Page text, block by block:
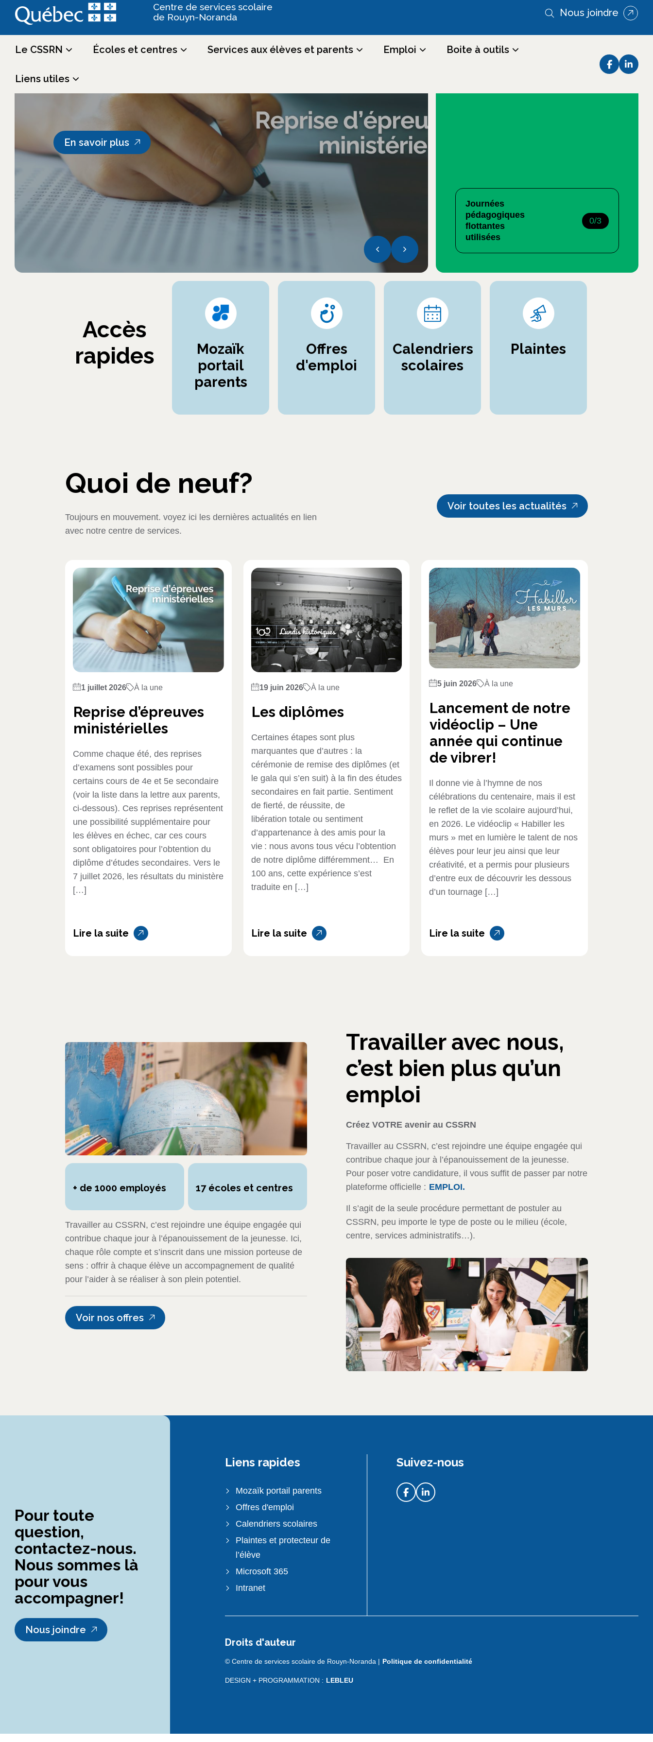
Centre de services scolaire
de Rouyn-Noranda
Nous joindre
Le CSSRN Écoles et centres Services aux élèves et parents Emploi Boite à outils
Liens utiles
En savoir plus
Journées
pédagogiques
flottantes
utilisées
0/3
Accès
rapides
Mozaïk
portail
parents
Offres
d'emploi
Calendriers
scolaires
Plaintes
Quoi de neuf?
Toujours en mouvement. voyez ici les dernières actualités en lien
avec notre centre de services.
Voir toutes les actualités
1 juillet 2026 À la une
Reprise d’épreuves
ministérielles
Comme chaque été, des reprises
d’examens sont possibles pour
certains cours de 4e et 5e secondaire
(voir la liste dans la lettre aux parents,
ci-dessous). Ces reprises représentent
une possibilité supplémentaire pour
les élèves en échec, car ces cours
sont obligatoires pour l’obtention du
diplôme d’études secondaires. Vers le
7 juillet 2026, les résultats du ministère
[…]
Lire la suite
19 juin 2026 À la une
Les diplômes
Certaines étapes sont plus
marquantes que d’autres : la
cérémonie de remise des diplômes (et
le gala qui s’en suit) à la fin des études
secondaires en fait partie. Sentiment
de fierté, de réussite, de
libération totale ou sentiment
d’appartenance à des amis pour la
vie : nous avons tous vécu l’obtention
de notre diplôme différemment… En
100 ans, cette expérience s’est
traduite en […]
Lire la suite
5 juin 2026 À la une
Lancement de notre
vidéoclip – Une
année qui continue
de vibrer!
Il donne vie à l’hymne de nos
célébrations du centenaire, mais il est
le reflet de la vie scolaire aujourd’hui,
en 2026. Le vidéoclip « Habiller les
murs » met en lumière le talent de nos
élèves pour leur jeu ainsi que leur
créativité, et a permis pour plusieurs
d’entre eux de découvrir les dessous
d’un tournage […]
Lire la suite
Travailler avec nous,
c’est bien plus qu’un
emploi
Créez VOTRE avenir au CSSRN
Travailler au CSSRN, c’est rejoindre une équipe engagée qui
contribue chaque jour à l’épanouissement de la jeunesse.
Pour poser votre candidature, il vous suffit de passer par notre
plateforme officielle : EMPLOI.
Il s’agit de la seule procédure permettant de postuler au
CSSRN, peu importe le type de poste ou le milieu (école,
centre, services administratifs…).
+ de 1000 employés 17 écoles et centres
Travailler au CSSRN, c’est rejoindre une équipe engagée qui
contribue chaque jour à l’épanouissement de la jeunesse. Ici,
chaque rôle compte et s’inscrit dans une mission porteuse de
sens : offrir à chaque élève un accompagnement de qualité
pour l’aider à se réaliser à son plein potentiel.
Voir nos offres
Pour toute
question,
contactez-nous.
Nous sommes là
pour vous
accompagner!
Nous joindre
Liens rapides
Mozaïk portail parents
Offres d'emploi
Calendriers scolaires
Plaintes et protecteur de
l’élève
Microsoft 365
Intranet
Suivez-nous
Droits d'auteur
© Centre de services scolaire de Rouyn-Noranda | Politique de confidentialité
DESIGN + PROGRAMMATION : LEBLEU